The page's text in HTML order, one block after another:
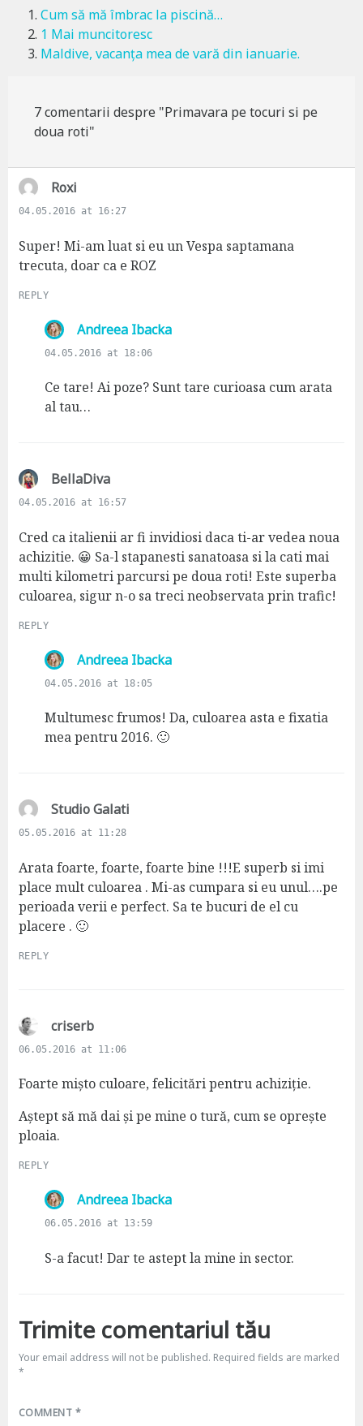
Cum să mă îmbrac la piscină…
1 Mai muncitoresc
Maldive, vacanța mea de vară din ianuarie.
7 comentarii despre "Primavara pe tocuri si pe
doua roti"
Roxis
a
s
:
04.05.2016 at 16:27
Super! Mi-am luat si eu un Vespa saptamana
trecuta, doar ca e ROZ
REPLY
Andreea Ibackas
s
04.05.2016 at 18:06
Ce tare! Ai poze? Sunt tare curioasa cum arata
al tau…
BellaDivas
a
s
:
04.05.2016 at 16:57
Cred ca italienii ar fi invidiosi daca ti-ar vedea noua
achizitie. 😀 Sa-l stapanesti sanatoasa si la cati mai
multi kilometri parcursi pe doua roti! Este superba
culoarea, sigur n-o sa treci neobservata prin trafic!
REPLY
Andreea Ibackas
s
04.05.2016 at 18:05
Multumesc frumos! Da, culoarea asta e fixatia
mea pentru 2016. 🙂
Studio Galatis
s
:
05.05.2016 at 11:28
Arata foarte, foarte, foarte bine !!!E superb si imi
place mult culoarea . Mi-as cumpara si eu unul….pe
perioada verii e perfect. Sa te bucuri de el cu
placere . 🙂
REPLY
criserbs
a
s
06.05.2016 at 11:06
Foarte mișto culoare, felicitări pentru achiziție.
Aștept să mă dai și pe mine o tură, cum se oprește
ploaia.
REPLY
Andreea Ibackas
s
06.05.2016 at 13:59
S-a facut! Dar te astept la mine in sector.
Trimite comentariul tău
Your email address will not be published. Required fields are marked
*
COMMENT *